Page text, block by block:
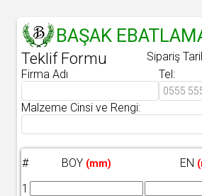
BAŞAK
Teklif Formu
Sipariş
Firma Adı
Tel:
Malzeme Cinsi ve Rengi:
#
BOY (mm) EN
1